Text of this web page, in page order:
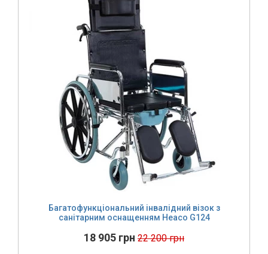
Багатофункціональний інвалідний візок з
санітарним оснащенням Heaco G124
18 905 грн 22 200 грн